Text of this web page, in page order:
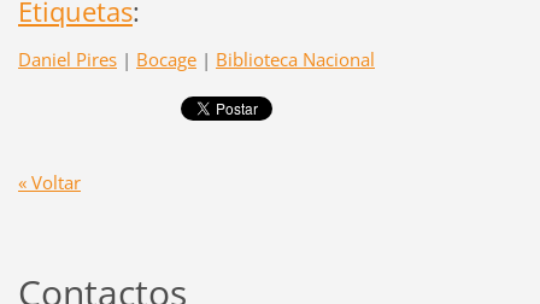
Etiquetas:
Daniel Pires | Bocage | Biblioteca Nacional
« Voltar
Contactos